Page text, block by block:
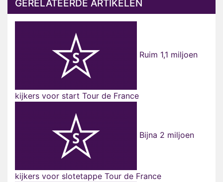
GERELATEERDE ARTIKELEN
Ruim 1,1 miljoen
kijkers voor start Tour de France
Bijna 2 miljoen
kijkers voor slotetappe Tour de France